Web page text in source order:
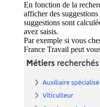
En fonction de la
afficher des
suggestions sont
avez saisis.
Par exemple si vous
France Travail peut